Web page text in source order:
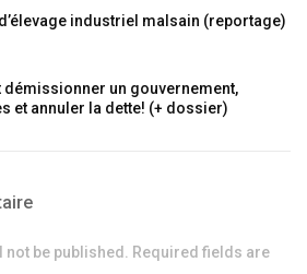
industriel malsain (reportage)
démissionner un gouvernement,
et annuler la dette! (+ dossier)
be published. Required fields are